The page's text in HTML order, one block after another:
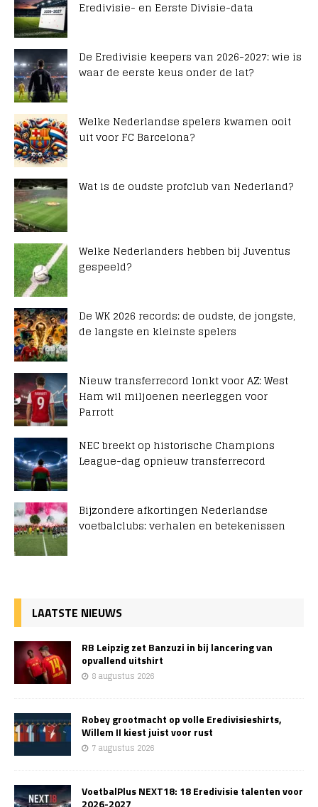
Eredivisie- en Eerste Divisie-data
De Eredivisie keepers van 2026-2027: wie is
waar de eerste keus onder de lat?
Welke Nederlandse spelers kwamen ooit
uit voor FC Barcelona?
Wat is de oudste profclub van Nederland?
Welke Nederlanders hebben bij Juventus
gespeeld?
De WK 2026 records: de oudste, de jongste,
de langste en kleinste spelers
Nieuw transferrecord lonkt voor AZ: West
Ham wil miljoenen neerleggen voor
Parrott
NEC breekt op historische Champions
League-dag opnieuw transferrecord
Bijzondere afkortingen Nederlandse
voetbalclubs: verhalen en betekenissen
LAATSTE NIEUWS
RB Leipzig zet Banzuzi in bij lancering van
opvallend uitshirt
8 augustus 2026
Robey grootmacht op volle Eredivisieshirts,
Willem II kiest juist voor rust
7 augustus 2026
VoetbalPlus NEXT18: 18 Eredivisie talenten voor
2026-2027